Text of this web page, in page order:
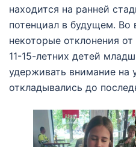
находится на ранней
потенциал в будущем. Во
некоторые отклонения
11-15-летних детей
удерживать внимание на
откладывались до